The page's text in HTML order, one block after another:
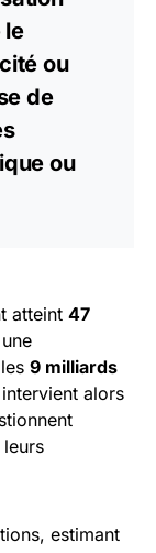
le
ou
de
ou
atteint 47
9 milliards
alors
estimant